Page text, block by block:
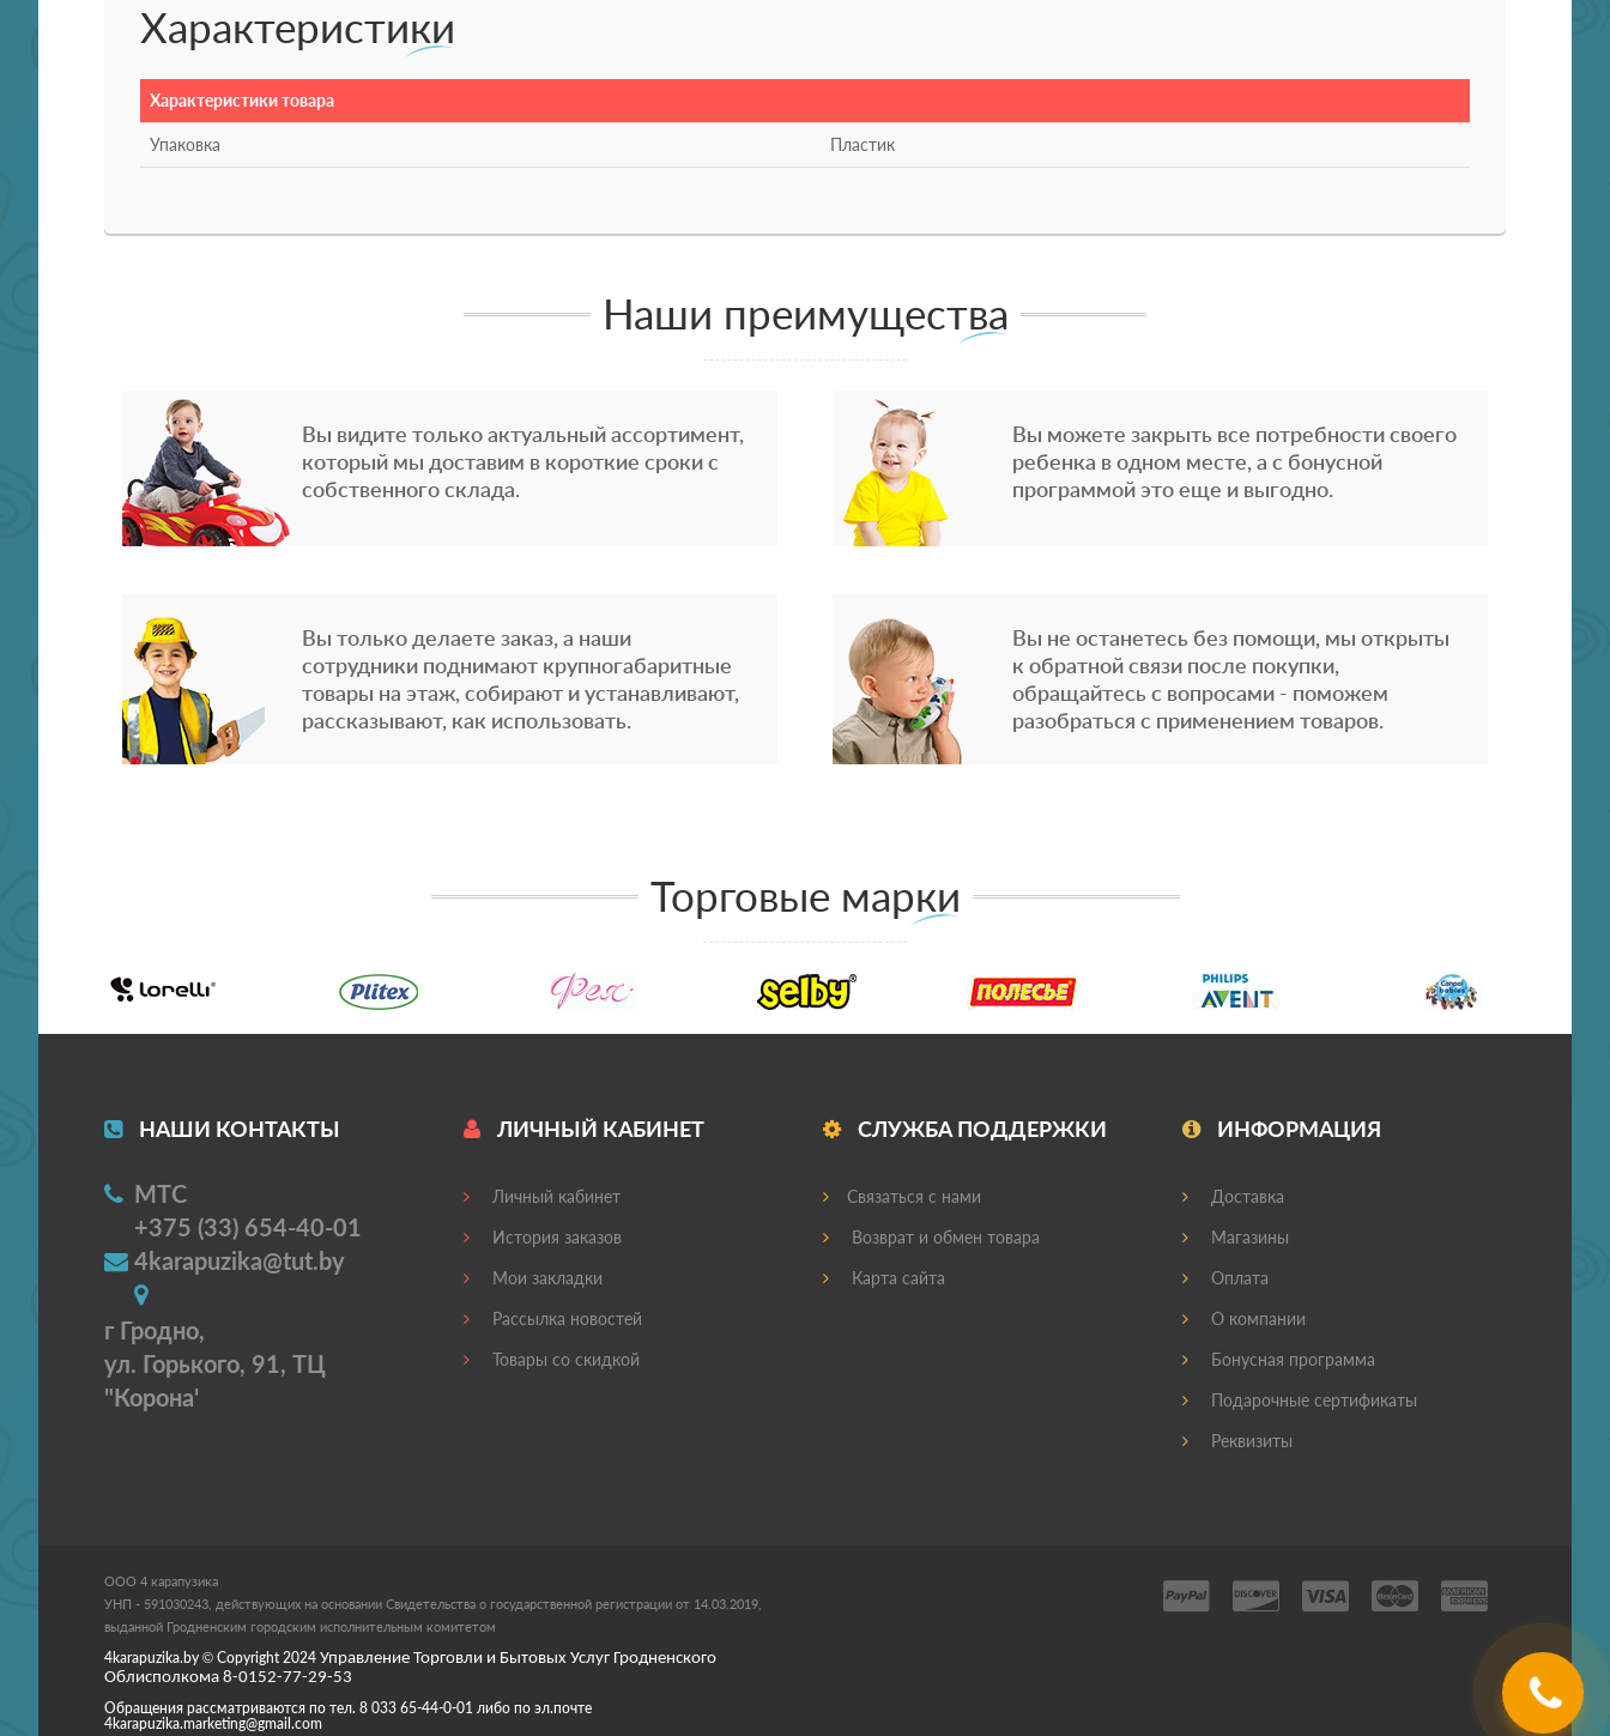
Характеристики
Характеристики товара
Упаковка Пластик
Наши преимущества
Вы видите только актуальный ассортимент,
который мы доставим в короткие сроки с
собственного склада.
Вы можете закрыть все потребности своего
ребенка в одном месте, а с бонусной
программой это еще и выгодно.
Вы только делаете заказ, а наши
сотрудники поднимают крупногабаритные
товары на этаж, собирают и устанавливают,
рассказывают, как использовать.
Вы не останетесь без помощи, мы открыты
к обратной связи после покупки,
обращайтесь с вопросами - поможем
разобраться с применением товаров.
Торговые марки
НАШИ КОНТАКТЫ
МТС
+375 (33) 654-40-01
4karapuzika@tut.by
г Гродно,
ул. Горького, 91, ТЦ
"Корона'
ЛИЧНЫЙ КАБИНЕТ
Личный кабинет
История заказов
Мои закладки
Рассылка новостей
Товары со скидкой
СЛУЖБА ПОДДЕРЖКИ
Связаться с нами
Возврат и обмен товара
Карта сайта
ИНФОРМАЦИЯ
Доставка
Магазины
Оплата
О компании
Бонусная программа
Подарочные сертификаты
Реквизиты
ООО 4 карапузика
УНП - 591030243, действующих на основании Свидетельства о государственной регистрации от 14.03.2019,
выданной Гродненским городским исполнительным комитетом
4karapuzika.by © Copyright 2024 Управление Торговли и Бытовых Услуг Гродненского
Облисполкома 8-0152-77-29-53
Обращения рассматриваются по тел. 8 033 65-44-0-01 либо по эл.почте
4karapuzika.marketing@gmail.com